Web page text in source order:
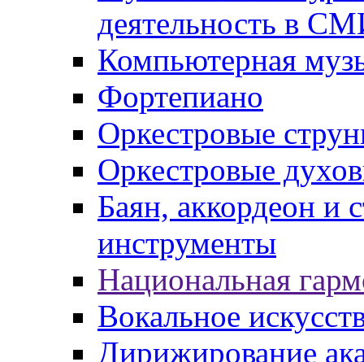
деятельность в
Компьютерная
Фортепиано
Оркестровые
Оркестровые
Баян, аккордеон и
инструменты
Национальная
Вокальное
Дирижирование